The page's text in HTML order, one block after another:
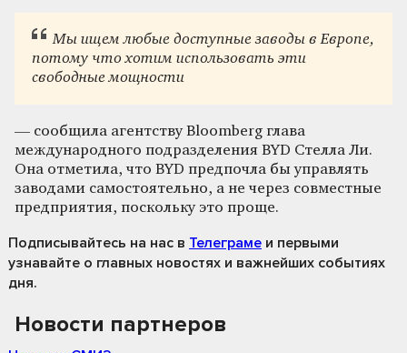
Мы ищем любые доступные заводы в Европе,
потому что хотим использовать эти
свободные мощности
— сообщила агентству Bloomberg глава
международного подразделения BYD Стелла Ли.
Она отметила, что BYD предпочла бы управлять
заводами самостоятельно, а не через совместные
предприятия, поскольку это проще.
Подписывайтесь на нас в Телеграме и первыми
узнавайте о главных новостях и важнейших событиях
дня.
Новости партнеров